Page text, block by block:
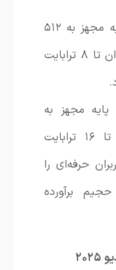
: در مدل پایه مجهز به ۵۱۲
گیگابایت SSD است که می‌توان تا ۸ ترابایت
مجهز به
حافظه ۱ ترابایتی است که تا ۱۶ ترابایت
حرفه‌ای را
برآورده